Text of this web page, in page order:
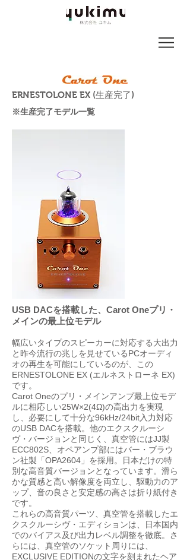
ERNESTOLONE EX (生産完了)
※生産完了モデル一覧
USB DACを搭載した、Carot Oneプリ・
メインの最上位モデル
幅広いタイプのスピーカーに対応する大出力
と昨今流行の兆しを見せているPCオーディ
オの再生を可能にしているのが、この
ERNESTOLONE EX (エルネストローネ EX)
です。
Carot Oneのプリ・メインアンプ最上位モデ
ルに相応しい25W×2(4Ω)の高出力を実現
し、必要にして十分な96kHz/24bit入力対応
のUSB DACを搭載。他のエクスクルーシ
ヴ・バージョンと同じく、真空管にはJJ製
ECC802S、オペアンプ部にはバー・ブラウ
ン社製「OPA2604」を採用。日本だけの特
別な高音質バージョンとなっています。滑ら
かな質感と高い解像度を両立し、駆動力のア
ップ、音の良さと安定感の高さは折り紙付き
です。
これらの高音質パーツ、真空管を搭載したエ
クスクルーシヴ・エディションは、日本国内
でのバイアス及び出力レベル調整を徹底。さ
らには、真空管のソケット周りには、
EXCLUSIVE EDITIONの文字を刻まれたヘア